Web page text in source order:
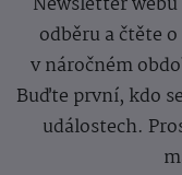
odběru a čtěte
v náročném
Buďte první, kdo
událostech.